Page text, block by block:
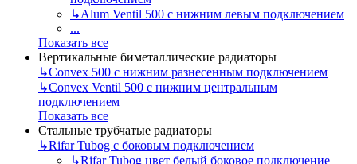
↳Alum Ventil 500 с нижним левым подключением
...
Показать все
Вертикальные биметаллические радиаторы
↳Convex 500 с нижним разнесенным подключением
↳Convex Ventil 500 с нижним центральным
подключением
Показать все
Стальные трубчатые радиаторы
↳Rifar Tubog с боковым подключением
↳Rifar Tubog цвет белый боковое подключение